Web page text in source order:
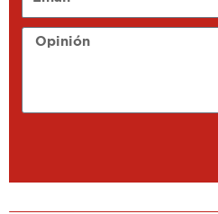
Opinión